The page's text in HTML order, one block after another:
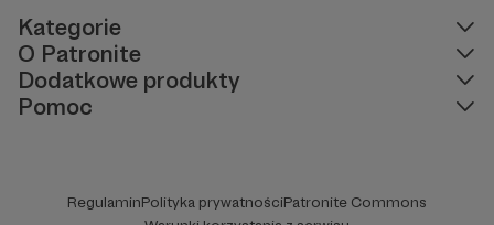
Kategorie
O Patronite
Dodatkowe produkty
Pomoc
RegulaminPolityka prywatnościPatronite Commons